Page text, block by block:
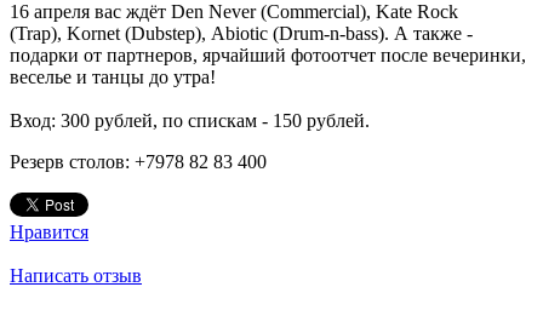
16 апреля вас ждёт Den Never (Commercial), Kate Rock
(Trap), Kornet (Dubstep), Abiotic (Drum-n-bass). А также -
подарки от партнеров, ярчайший фотоотчет после вечеринки,
веселье и танцы до утра!
Вход: 300 рублей, по спискам - 150 рублей.
Резерв столов: +7978 82 83 400
Нравится
Написать отзыв